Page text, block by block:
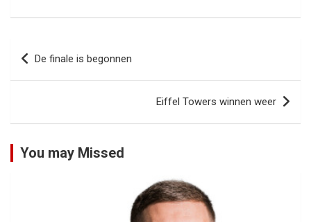
Bericht
navigatie
De finale is begonnen
Eiffel Towers winnen weer
You may Missed